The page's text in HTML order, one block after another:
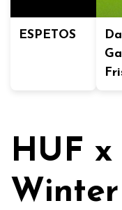
ESPETOS
HUF x
Winter